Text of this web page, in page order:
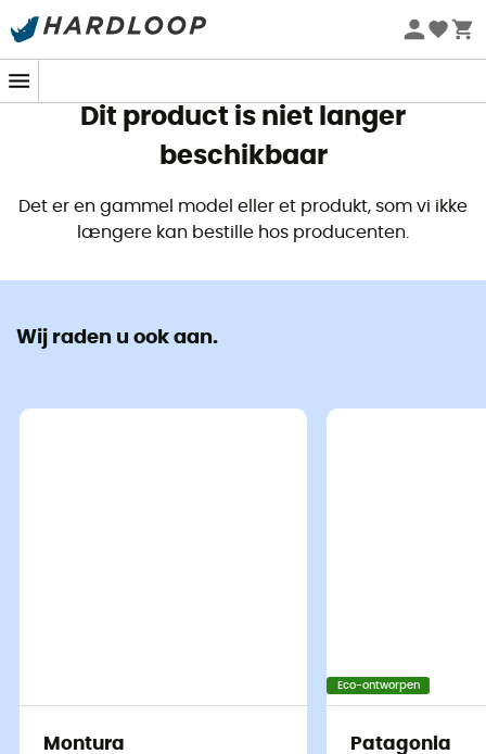
Zomeraanbiedingen 🔥 -5% EXTRA vanaf 2 producten* met
Dit product is niet langer
beschikbaar
Det er en gammel model eller et produkt, som vi ikke
længere kan bestille hos producenten.
Wij raden u ook aan.
Montura
Eco-ontworpen
Patagonia